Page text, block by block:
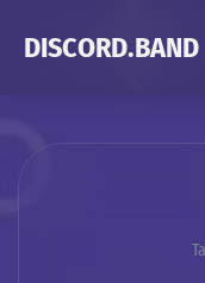
DISCORD.BAND